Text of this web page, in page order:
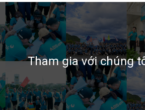
Tham gia với chúng